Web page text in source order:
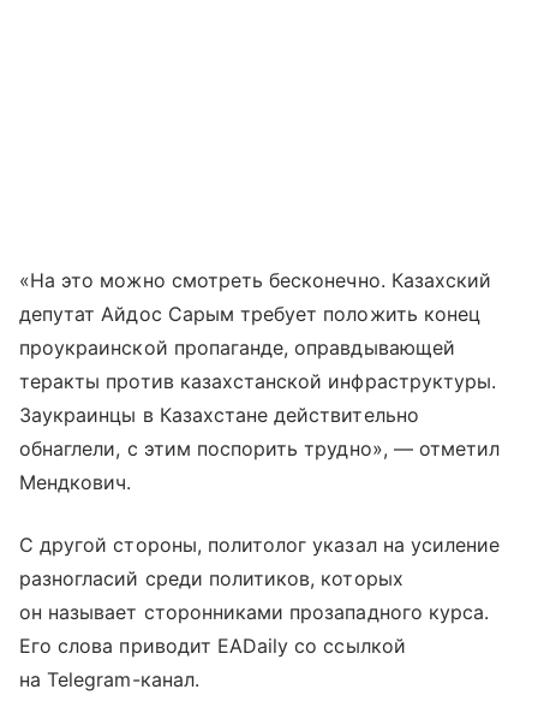
«На это можно смотреть бесконечно. Казахский
депутат Айдос Сарым требует положить конец
проукраинской пропаганде, оправдывающей
теракты против казахстанской инфраструктуры.
Заукраинцы в Казахстане действительно
обнаглели, с этим поспорить трудно», — отметил
Мендкович.
С другой стороны, политолог указал на усиление
разногласий среди политиков, которых
он называет сторонниками прозападного курса.
Его слова приводит EADaily со ссылкой
на Telegram-канал.